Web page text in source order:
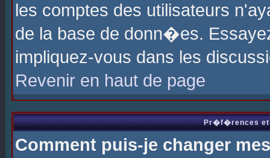
les comptes des utilisateurs
de la base de donn�es.
impliquez-vous dans les
Revenir en haut de page
Pr�f�rences et
Comment puis-je changer